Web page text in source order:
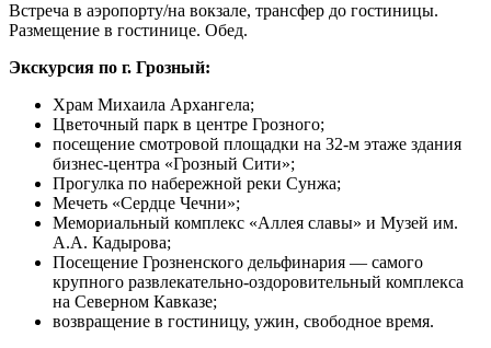
Встреча в аэропорту/на вокзале, трансфер до гостиницы.
Размещение в гостинице. Обед.
Экскурсия по г. Грозный:
Храм Михаила Архангела;
Цветочный парк в центре Грозного;
посещение смотровой площадки на 32-м этаже здания
бизнес-центра «Грозный Сити»;
Прогулка по набережной реки Сунжа;
Мечеть «Сердце Чечни»;
Мемориальный комплекс «Аллея славы» и Музей им.
А.А. Кадырова;
Посещение Грозненского дельфинария — самого
крупного развлекательно-оздоровительный комплекса
на Северном Кавказе;
возвращение в гостиницу, ужин, свободное время.